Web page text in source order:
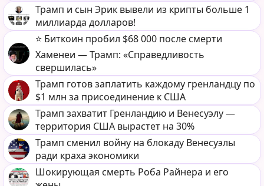
Трамп и сын Эрик вывели из крипты больше 1
миллиарда долларов!
⭐️ Биткоин пробил $68 000 после смерти
Хаменеи — Трамп: «Справедливость
свершилась»
Трамп готов заплатить каждому гренландцу по
$1 млн за присоединение к США
Трамп захватит Гренландию и Венесуэлу —
территория США вырастет на 30%
Трамп сменил войну на блокаду Венесуэлы
ради краха экономики
Шокирующая смерть Роба Райнера и его